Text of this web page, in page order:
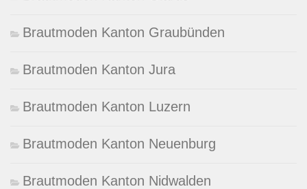
Brautmoden Kanton Graubünden
Brautmoden Kanton Jura
Brautmoden Kanton Luzern
Brautmoden Kanton Neuenburg
Brautmoden Kanton Nidwalden